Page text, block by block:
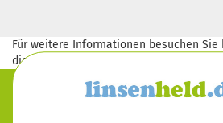
Für weitere Informationen besuchen Sie
diesem Artikel.